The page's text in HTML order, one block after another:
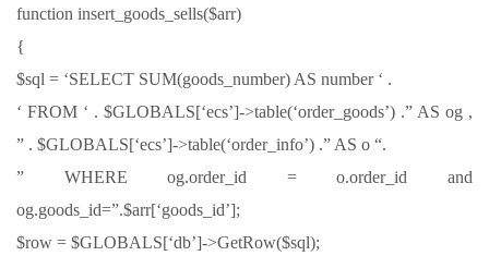
function insert_goods_sells($arr)
{
$sql = ‘SELECT SUM(goods_number) AS number ‘ .
‘ FROM ‘ . $GLOBALS[‘ecs’]->table(‘order_goods’) .” AS og ,
” . $GLOBALS[‘ecs’]->table(‘order_info’) .” AS o “.
” WHERE og.order_id = o.order_id and
og.goods_id=”.$arr[‘goods_id’];
$row = $GLOBALS[‘db’]->GetRow($sql);